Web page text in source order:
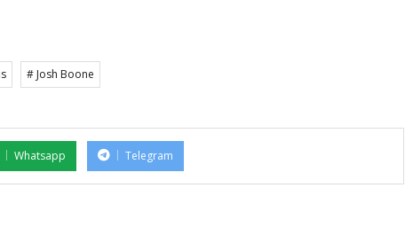
# Josh Boone
Whatsapp Telegram